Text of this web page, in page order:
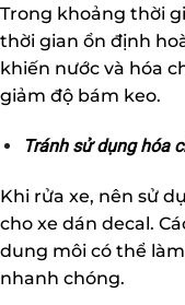
Trong khoảng thời
thời gian ổn định
khiến nước và hóa
giảm độ bám keo.
Tránh sử dụng hóa
Khi rửa xe, nên sử
cho xe dán decal.
dung môi có thể
nhanh chóng.